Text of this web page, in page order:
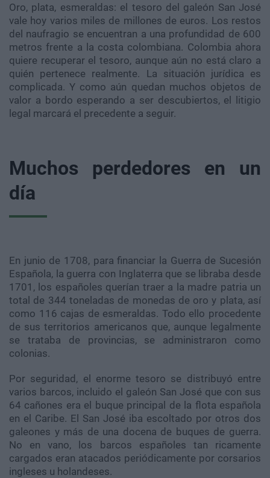
Oro, plata, esmeraldas: el tesoro del galeón San José
vale hoy varios miles de millones de euros. Los restos
del naufragio se encuentran a una profundidad de 600
metros frente a la costa colombiana. Colombia ahora
quiere recuperar el tesoro, aunque aún no está claro a
quién pertenece realmente. La situación jurídica es
complicada. Y como aún quedan muchos objetos de
valor a bordo esperando a ser descubiertos, el litigio
legal marcará el precedente a seguir.
Muchos perdedores en un
día
En junio de 1708, para financiar la Guerra de Sucesión
Española, la guerra con Inglaterra que se libraba desde
1701, los españoles querían traer a la madre patria un
total de 344 toneladas de monedas de oro y plata, así
como 116 cajas de esmeraldas. Todo ello procedente
de sus territorios americanos que, aunque legalmente
se trataba de provincias, se administraron como
colonias.
Por seguridad, el enorme tesoro se distribuyó entre
varios barcos, incluido el galeón San José que con sus
64 cañones era el buque principal de la flota española
en el Caribe. El San José iba escoltado por otros dos
galeones y más de una docena de buques de guerra.
No en vano, los barcos españoles tan ricamente
cargados eran atacados periódicamente por corsarios
ingleses u holandeses.